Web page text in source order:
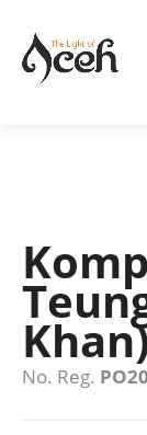
No. Reg.